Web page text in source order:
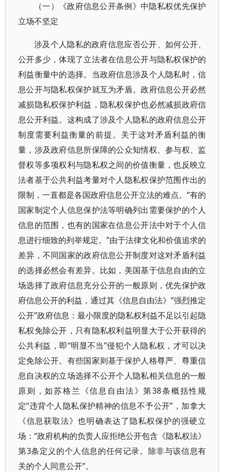
（一）《政府信息公开条例》中隐私权优先保护
立场不坚定
涉及个人隐私的政府信息应否公开、如何公开、
公开多少，体现了立法者在信息公开与隐私权保护的
利益衡量中的选择。当政府信息涉及个人隐私时，信
息公开与隐私权保护就互为矛盾。政府信息公开必然
减损隐私权保护利益，隐私权保护也必然减损政府信
息公开利益。这构成了涉及个人隐私的政府信息公开
制度需要利益衡量的前提。关于这对矛盾利益的衡
量，涉及政府信息所保障的公众知情权、参与权、监
督权等多项权利与隐私权之间的价值衡量，也反映立
法者基于公共利益考量对个人隐私权保护范围作出的
限制，一直都是各国政府信息公开立法的难点。“有的
国家制定个人信息保护法等明确列出需要保护的个人
信息的范围，也有的国家在信息公开法中对于个人信
息进行细致的列举规定。”由于法律文化和价值追求的
差异，不同国家的政府信息公开制度对这对矛盾利益
的选择必然会有差异。比如，美国基于信息自由的立
场选择了政府信息充分公开的一般原则，优先保护政
府信息公开的利益，通过其《信息自由法》“强烈推定
公开”政府信息：最小限度的隐私权利益不足以引起隐
私权免除公开，只有隐私权利益明显大于公开获得的
公共利益，即“明显不当”侵犯个人隐私权，才可以决
定免除公开。有些国家则基于保护人格尊严、尊重信
息自决权的立场选择不公开个人隐私相关信息的一般
原则，如苏格兰《信息自由法》第38条概括性规
定“违背个人隐私保护精神的信息不予公开”，加拿大
《信息获取法》也明确表达了隐私权保护的强硬立
场：“政府机构的负责人应拒绝公开包含《隐私权法》
第3条定义的个人信息的任何记录。除非与该信息有
关的个人同意公开”。